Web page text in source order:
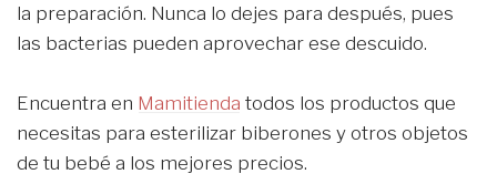
la preparación. Nunca lo dejes para después, pues
las bacterias pueden aprovechar ese descuido.
Encuentra en Mamitienda todos los productos que
necesitas para esterilizar biberones y otros objetos
de tu bebé a los mejores precios.